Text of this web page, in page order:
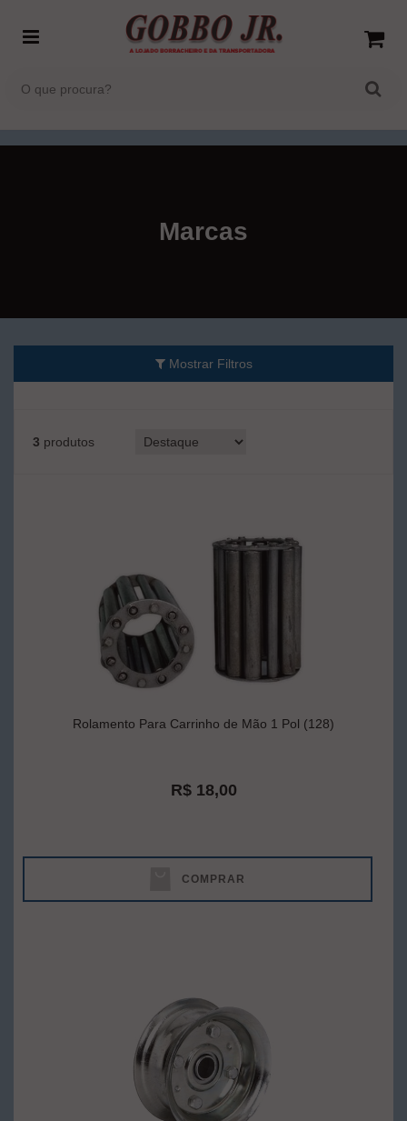
Marcas
Mostrar Filtros
3 produtos
Rolamento Para Carrinho de Mão 1 Pol (128)
R$ 18,00
COMPRAR